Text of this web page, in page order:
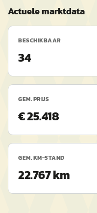
Actuele marktdata
BESCHIKBAAR
34
GEM. PRIJS
€ 25.418
GEM. KM-STAND
22.767 km